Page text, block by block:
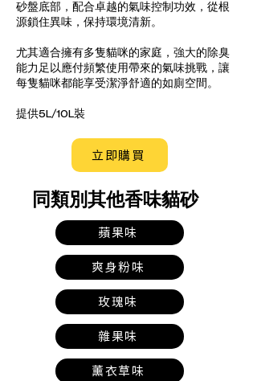
砂盤底部，配合卓越的氣味控制功效，從根
源鎖住異味，保持環境清新。
尤其適合擁有多隻貓咪的家庭，強大的除臭
能力足以應付頻繁使用帶來的氣味挑戰，讓
每隻貓咪都能享受潔淨舒適的如廁空間。
提供5L/10L裝
立即購買
​同類別其他香味貓砂
蘋果味
爽身粉味
玫瑰味
雜果味
薰衣草味